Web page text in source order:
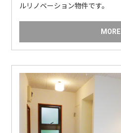
ルリノベーション物件です。
MORE